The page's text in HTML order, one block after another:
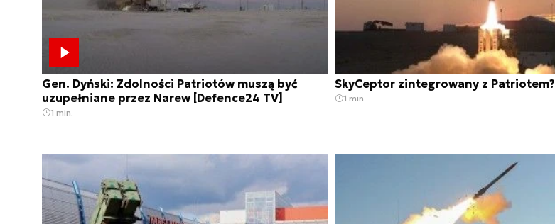
Gen. Dyński: Zdolności Patriotów muszą być
uzupełniane przez Narew [Defence24 TV]
1 min.
SkyCeptor zintegrowany z Patriotem?
1 min.